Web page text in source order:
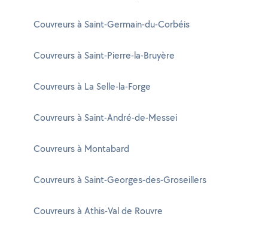
Couvreurs à Saint-Germain-du-Corbéis
Couvreurs à Saint-Pierre-la-Bruyère
Couvreurs à La Selle-la-Forge
Couvreurs à Saint-André-de-Messei
Couvreurs à Montabard
Couvreurs à Saint-Georges-des-Groseillers
Couvreurs à Athis-Val de Rouvre